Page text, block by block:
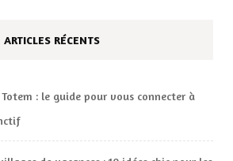
ARTICLES RÉCENTS
: le guide pour vous connecter à